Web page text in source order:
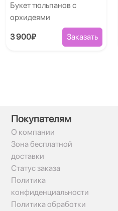
Букет тюльпанов с
орхидеями
3 900₽ Заказать
Покупателям
О компании
Зона бесплатной
доставки
Статус заказа
Политика
конфиденциальности
Политика обработки